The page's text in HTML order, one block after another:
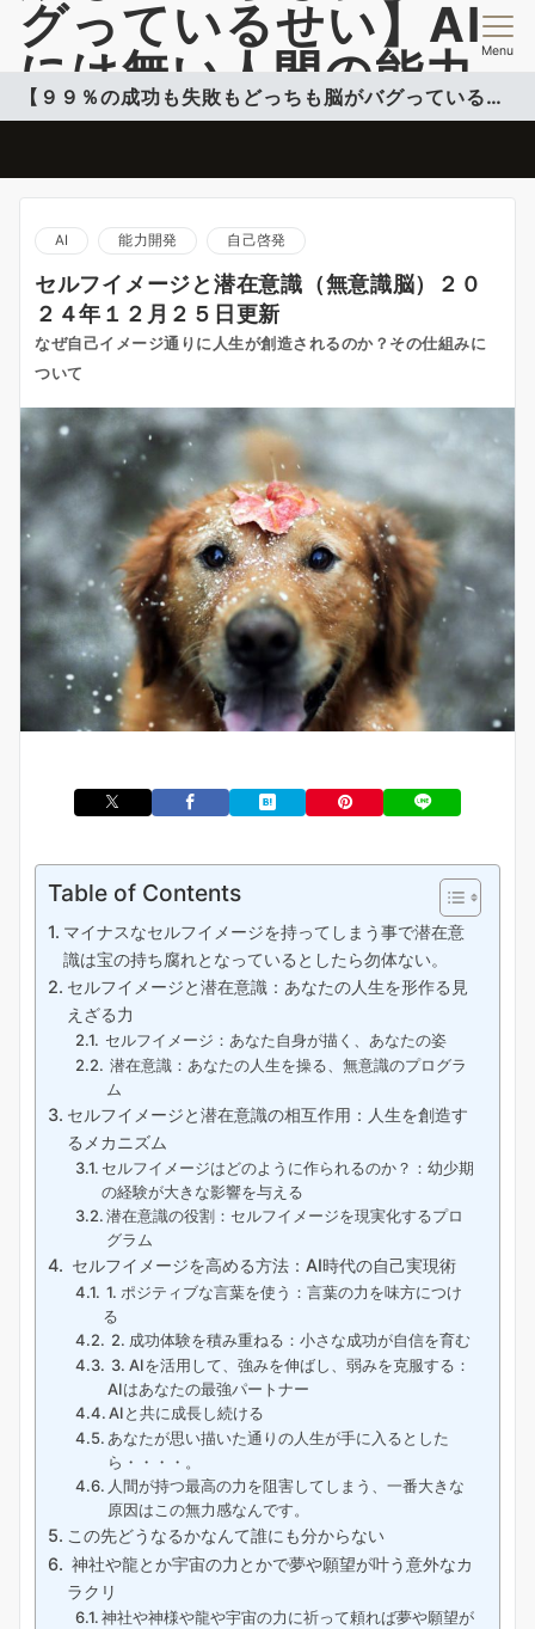
グっているせい】AI
には無い人間の能力
開発情報を提供
Menu
【９９％の成功も失敗もどっちも脳がバグっているせい】
AI 能力開発 自己啓発
セルフイメージと潜在意識（無意識脳）２０
２４年１２月２５日更新
なぜ自己イメージ通りに人生が創造されるのか？その仕組みに
ついて
Table of Contents
マイナスなセルフイメージを持ってしまう事で潜在意
識は宝の持ち腐れとなっているとしたら勿体ない。
セルフイメージと潜在意識：あなたの人生を形作る見
えざる力
セルフイメージ：あなた自身が描く、あなたの姿
潜在意識：あなたの人生を操る、無意識のプログラ
ム
セルフイメージと潜在意識の相互作用：人生を創造す
るメカニズム
セルフイメージはどのように作られるのか？：幼少期
の経験が大きな影響を与える
潜在意識の役割：セルフイメージを現実化するプロ
グラム
セルフイメージを高める方法：AI時代の自己実現術
1. ポジティブな言葉を使う：言葉の力を味方につけ
る
2. 成功体験を積み重ねる：小さな成功が自信を育む
3. AIを活用して、強みを伸ばし、弱みを克服する：
AIはあなたの最強パートナー
AIと共に成長し続ける
あなたが思い描いた通りの人生が手に入るとした
ら・・・・。
人間が持つ最高の力を阻害してしまう、一番大きな
原因はこの無力感なんです。
この先どうなるかなんて誰にも分からない
神社や龍とか宇宙の力とかで夢や願望が叶う意外なカ
ラクリ
神社や神様や龍や宇宙の力に祈って頼れば夢や願望が